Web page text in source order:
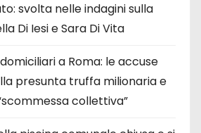
svolta nelle indagini sulla
Di Iesi e Sara Di Vita
a Roma: le accuse
presunta truffa milionaria e
collettiva”